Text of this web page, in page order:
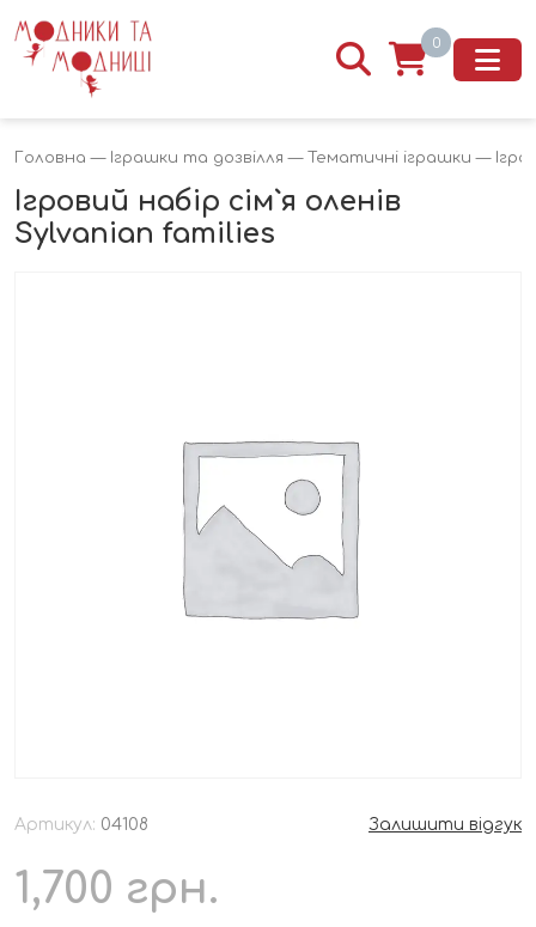
0
Головна — Іграшки та дозвілля — Тематичні іграшки —
Ігровий набір сім`я оленів
Sylvanian families
Артикул: 04108 Залишити відгук
1,700 грн.